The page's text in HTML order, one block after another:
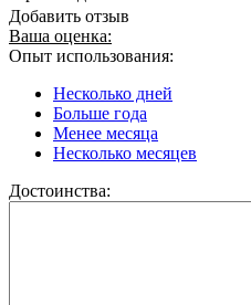
Добавить отзыв
Ваша оценка:
Опыт использования:
Несколько дней
Больше года
Менее месяца
Несколько месяцев
Достоинства: